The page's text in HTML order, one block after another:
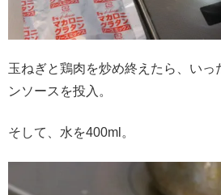
玉ねぎと鶏肉を炒め終えたら、いっ
ンソースを投入。
そして、水を400ml。